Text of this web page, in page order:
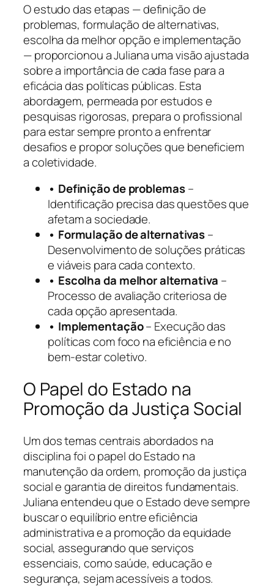
O estudo das etapas — definição de
problemas, formulação de alternativas,
escolha da melhor opção e implementação
— proporcionou a Juliana uma visão ajustada
sobre a importância de cada fase para a
eficácia das políticas públicas. Esta
abordagem, permeada por estudos e
pesquisas rigorosas, prepara o profissional
para estar sempre pronto a enfrentar
desafios e propor soluções que beneficiem
a coletividade.
• Definição de problemas–
Identificação precisa das questões que
afetam a sociedade.
• Formulação de alternativas–
Desenvolvimento de soluções práticas
e viáveis para cada contexto.
• Escolha da melhor alternativa –
Processo de avaliação criteriosa de
cada opção apresentada.
• Implementação– Execução das
políticas com foco na eficiência e no
bem-estar coletivo.
O Papel do Estado na
Promoção da Justiça Social
Um dos temas centrais abordados na
disciplina foi o papel do Estado na
manutenção da ordem, promoção da justiça
social e garantia de direitos fundamentais.
Juliana entendeu que o Estado deve sempre
buscar o equilíbrio entre eficiência
administrativa e a promoção da equidade
social, assegurando que serviços
essenciais, como saúde, educação e
segurança, sejam acessíveis a todos.